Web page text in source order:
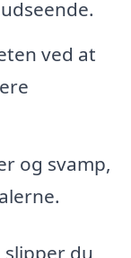
ved at
og svamp,